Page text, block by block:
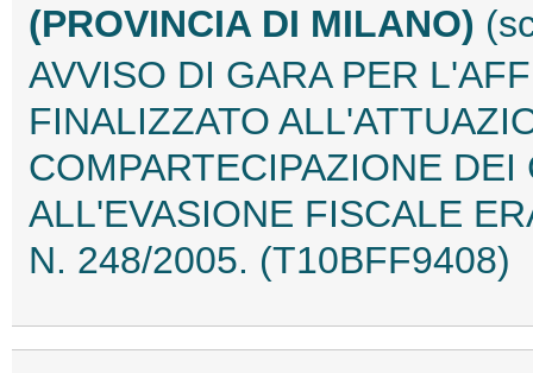
(PROVINCIA DI MILANO)
AVVISO DI GARA PER
FINALIZZATO
COMPARTECIPAZIONE
ALL'EVASIONE FISCALE
N. 248/2005. (T10BFF9408)